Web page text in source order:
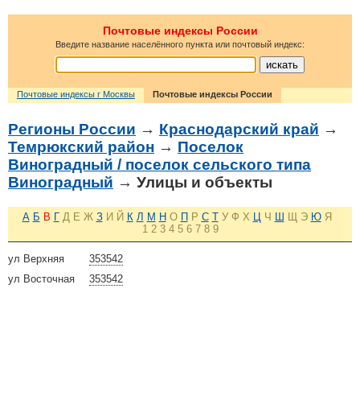
Почтовые индексы России
Введите название населённого пункта или почтовый индекс:
Почтовые индексы г Москвы Почтовые индексы России
Регионы России → Краснодарский край →
Темрюкский район → Поселок
Виноградный / поселок сельского типа
Виноградный → Улицы и объекты
А Б В Г Д Е Ж З И Й К Л М Н О П Р С Т У Ф Х Ц Ч Ш Щ Э Ю Я
1 2 3 4 5 6 7 8 9
353542
ул Верхняя
353542
ул Восточная